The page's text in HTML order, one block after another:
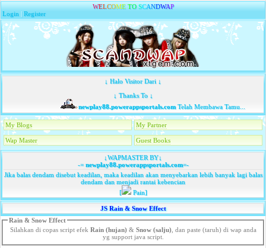
WELCOME TO SCANDWAP
Login |Register
↓ Halo Visitor Dari ↓
↓ Thanks To ↓
newplay88.powerappsportals.comTelah Membawa Tamu...
My Blogs My Partner
Wap Master Guest Books
↓WAPMASTER BY↓
-=newplay88.powerappsportals.com=-
Jika balas dendam disebut keadilan, maka keadilan akan menyebarkan lebih banyak lagi balas
dendam dan menjadi rantai kebencian
[
Pain]
JS Rain & Snow Effect
Rain & Snow Effect
Silahkan di copas script efek Rain (hujan) & Snow (salju) , dan paste (taruh) di wap anda
yg support java script.